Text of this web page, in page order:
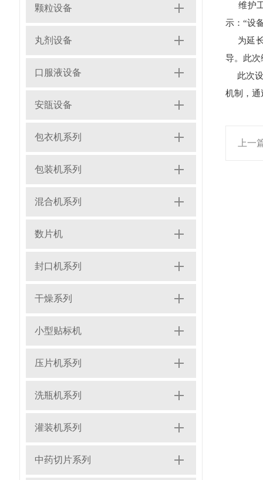
颗粒设备
丸剂设备
口服液设备
安瓿设备
包衣机系列
包装机系列
混合机系列
数片机
封口机系列
干燥系列
小型贴标机
压片机系列
洗瓶机系列
灌装机系列
中药切片系列
维护工
示：“设
为延长
导。此次
此次设
机制，通
上一